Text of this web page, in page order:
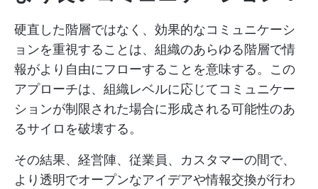
硬直した階層ではなく、効果的なコミュニケーシ
ョンを重視することは、組織のあらゆる階層で情
報がより自由にフローすることを意味する。この
アプローチは、組織レベルに応じてコミュニケー
ションが制限された場合に形成される可能性のあ
るサイロを破壊する。
その結果、経営陣、従業員、カスタマーの間で、
より透明でオープンなアイデアや情報交換が行わ